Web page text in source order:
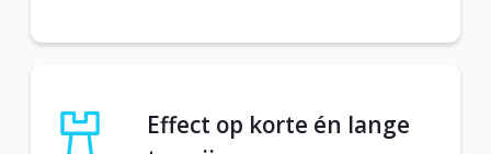
Effect op korte én lange